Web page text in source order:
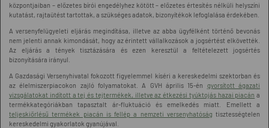
központjaiban – előzetes bírói engedélyhez kötött – előzetes értesítés nélküli helyszíni
kutatást, rajtaütést tartottak, a szükséges adatok, bizonyítékok lefoglalása érdekében.
A versenyfelügyeleti eljárás megindítása, illetve az abba ügyfélként történő bevonás
nem jelenti annak kimondását, hogy az érintett vállalkozások a jogsértést elkövették.
Az eljárás a tények tisztázására és ezen keresztül a feltételezett jogsértés
bizonyítására irányul.
A Gazdasági Versenyhivatal fokozott figyelemmel kíséri a kereskedelmi szektorban és
az élelmiszerpiacokon zajló folyamatokat. A GVH április 15-én gyorsított ágazati
vizsgálatokat indított a tej és tejtermékek, illetve az étkezési tyúktojás hazai piacán a
termékkategóriákban tapasztalt ár-fluktuáció és emelkedés miatt. Emellett a
teljeskiőrlésű termékek piacán is fellép a nemzeti versenyhatóság tisztességtelen
kereskedelmi gyakorlatok gyanújával.